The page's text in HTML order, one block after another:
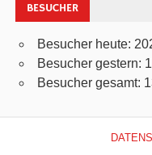
BESUCHER
Besucher heute:
Besucher gestern:
Besucher gesamt: